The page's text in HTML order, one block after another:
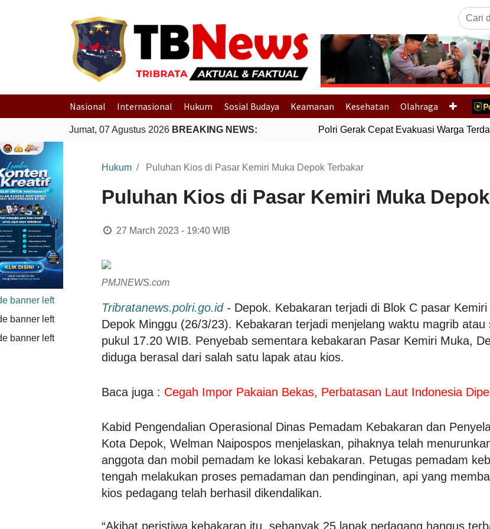
Previous
Nasional Internasional Hukum Sosial Budaya Keamanan Kesehatan Olahraga
Jumat, 07 Agustus 2026 BREAKING NEWS: Polri Gerak Cepat Evakuasi Warga
Hukum Puluhan Kios di Pasar Kemiri Muka Depok Terbakar
Puluhan Kios di Pasar Kemiri Muka
27 March 2023 - 19:40WIB
PMJNEWS.com
Tribratanews.polri.go.id- Depok. Kebakaran terjadi di Blok C pasar
Depok Minggu (26/3/23). Kebakaran terjadi menjelang waktu magrib atau
pukul 17.20 WIB. Penyebab sementara kebakaran Pasar Kemiri Muka,
diduga berasal dari salah satu lapak atau kios.
Baca juga : Cegah Impor Pakaian Bekas, Perbatasan Laut Indonesia
Kabid Pengendalian Operasional Dinas Pemadam Kebakaran dan
Kota Depok, Welman Naipospos menjelaskan, pihaknya telah
anggota dan mobil pemadam ke lokasi kebakaran. Petugas pemadam
tengah melakukan proses pemadaman dan pendinginan, api yang
kios pedagang telah berhasil dikendalikan.
“Akibat peristiwa kebakaran itu, sebanyak 25 lapak pedagang hangus